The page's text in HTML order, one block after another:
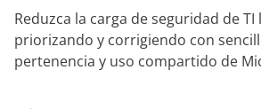
Reduzca la carga de seguridad de
priorizando y corrigiendo con
pertenencia y uso compartido de